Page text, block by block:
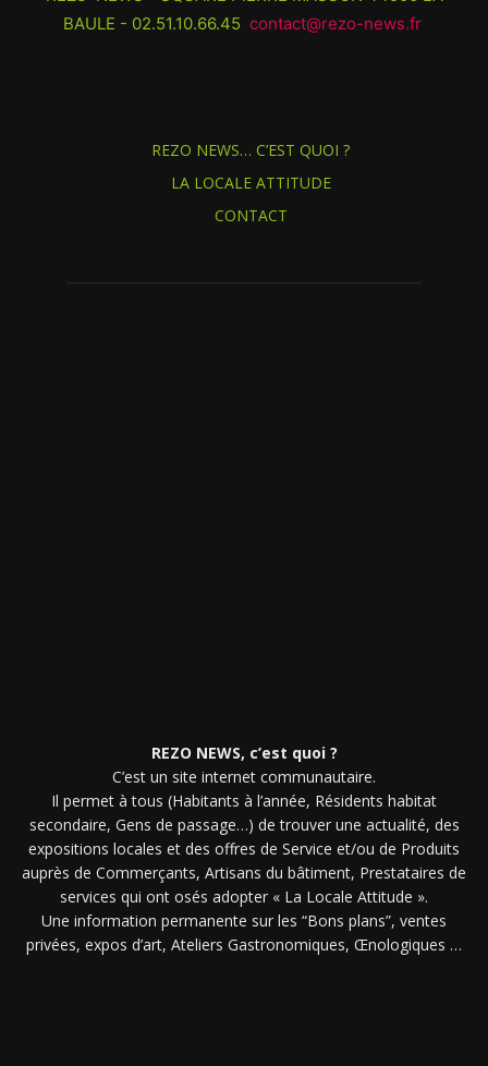
BAULE - 02.51.10.66.45 contact@rezo-news.fr
REZO NEWS… C’EST QUOI ?
LA LOCALE ATTITUDE
CONTACT
REZO NEWS, c’est quoi ?
C’est un site internet communautaire.
Il permet à tous (Habitants à l’année, Résidents habitat
secondaire, Gens de passage…) de trouver une actualité, des
expositions locales et des offres de Service et/ou de Produits
auprès de Commerçants, Artisans du bâtiment, Prestataires de
services qui ont osés adopter « La Locale Attitude ».
Une information permanente sur les “Bons plans”, ventes
privées, expos d’art, Ateliers Gastronomiques, Œnologiques …